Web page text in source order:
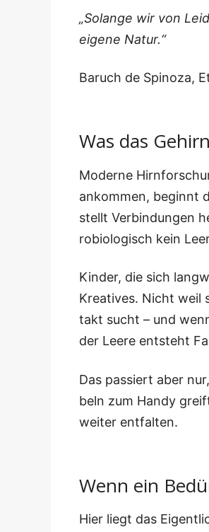
„Solan­ge wir von
eige­ne Natur.“
Baruch de Spi­no­za,
Was das
Moder­ne
ankom­men, beginnt
stellt Ver­bin­dun­gen
ro­bio­lo­gisch kein
Kin­der, die sich
Krea­ti­ves. Nicht weil
takt sucht – und
der Lee­re ent­steht
Das pas­siert aber
beln zum Han­dy
wei­ter entfalten.
Wenn ein
Hier liegt das